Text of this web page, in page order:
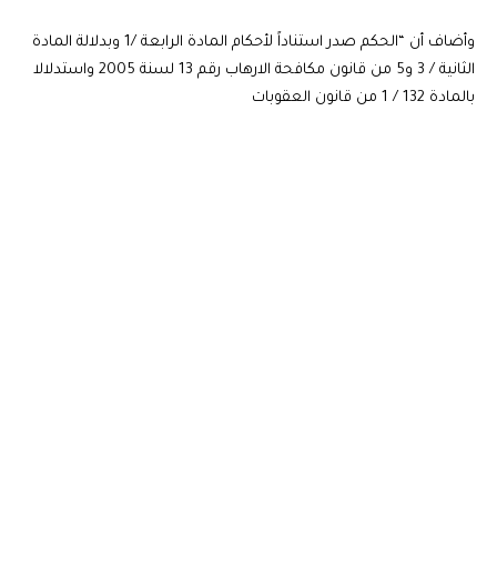
وأضاف أن “الحكم صدر استناداً لأحكام المادة الرابعة /1 وبدلالة المادة
الثانية / 3 و5 من قانون مكافحة الارهاب رقم 13 لسنة 2005 واستدلالا
بالمادة 132 / 1 من قانون العقوبات